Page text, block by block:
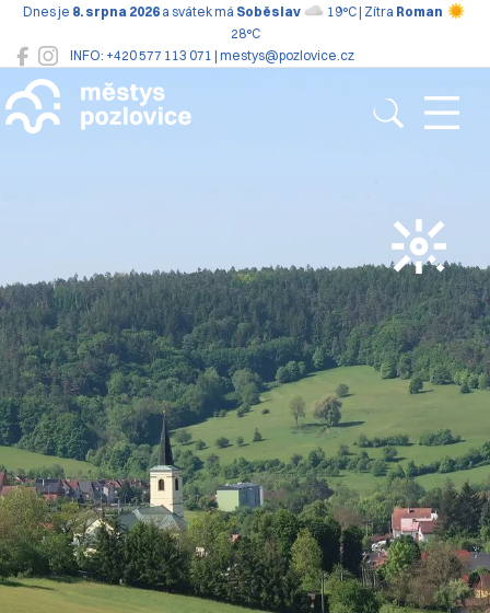
INFO: +420 577 113 071 | mestys@pozlovice.cz
Dnes je 8. srpna 2026 a svátek má Soběslav 19°C | Zítra Roman
28°C
Pozlovice